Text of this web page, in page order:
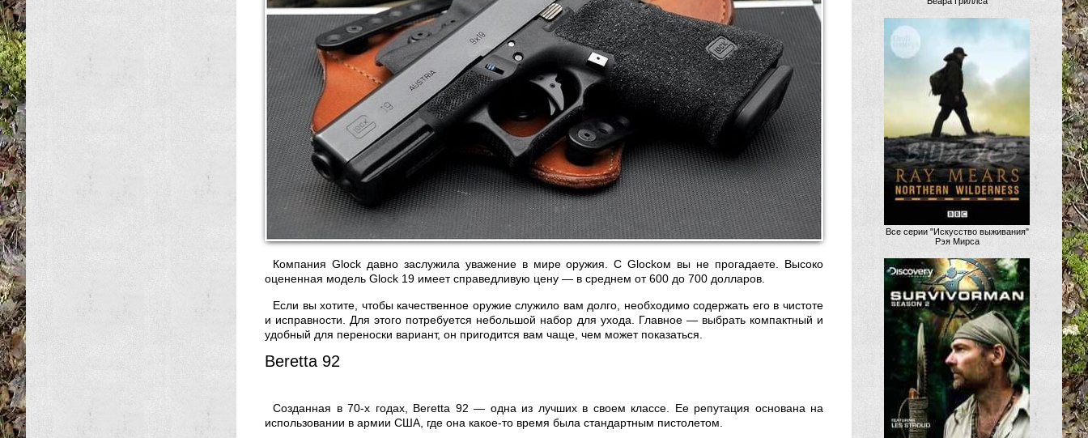
Компания Glock давно заслужила уважение в мире оружия. С Glockом вы не прогадаете. Высоко
оцененная модель Glock 19 имеет справедливую цену — в среднем от 600 до 700 долларов.
Если вы хотите, чтобы качественное оружие служило вам долго, необходимо содержать его в чистоте
и исправности. Для этого потребуется небольшой набор для ухода. Главное — выбрать компактный и
удобный для переноски вариант, он пригодится вам чаще, чем может показаться.
Beretta 92
Созданная в 70-х годах, Beretta 92 — одна из лучших в своем классе. Ее репутация основана на
использовании в армии США, где она какое-то время была стандартным пистолетом.
Все серии "Искусство выживания"
Рэя Мирса